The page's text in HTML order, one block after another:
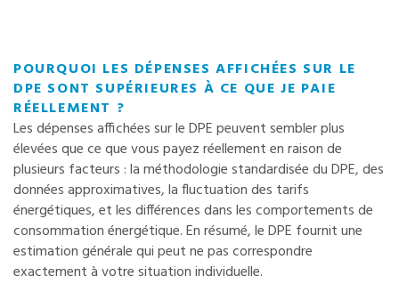
POURQUOI LES DÉPENSES AFFICHÉES SUR LE
DPE SONT SUPÉRIEURES À CE QUE JE PAIE
RÉELLEMENT ?
Les dépenses affichées sur le DPE peuvent sembler plus
élevées que ce que vous payez réellement en raison de
plusieurs facteurs : la méthodologie standardisée du DPE, des
données approximatives, la fluctuation des tarifs
énergétiques, et les différences dans les comportements de
consommation énergétique. En résumé, le DPE fournit une
estimation générale qui peut ne pas correspondre
exactement à votre situation individuelle.